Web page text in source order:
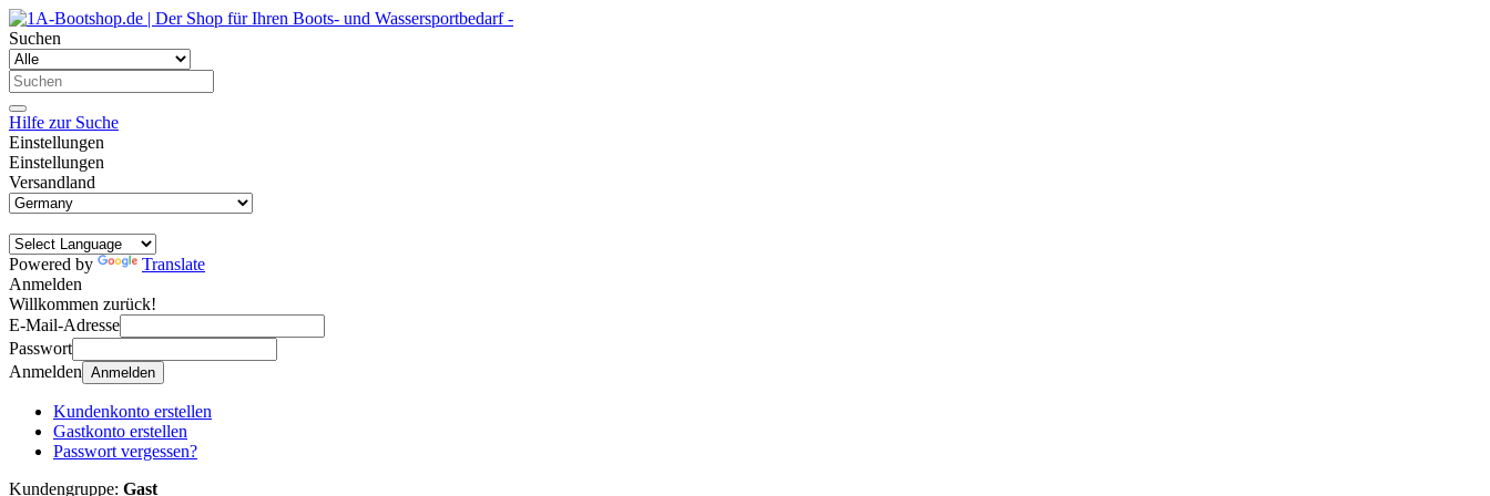
Suchen
Hilfe zur Suche
Einstellungen
Einstellungen
Versandland
Powered by
Translate
Anmelden
Willkommen zurück!
E-Mail-Adresse
Passwort
Anmelden Anmelden
Kundenkonto erstellen
Gastkonto erstellen
Passwort vergessen?
Kundengruppe: Gast